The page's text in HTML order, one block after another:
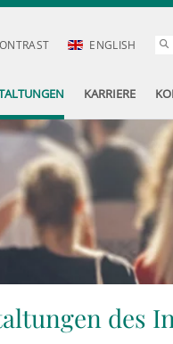
ENGLISH
KARRIERE
des